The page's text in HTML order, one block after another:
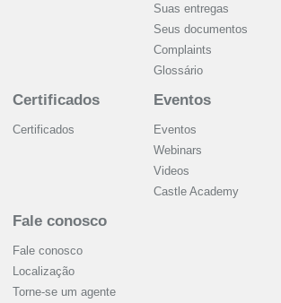
Suas entregas
Seus documentos
Complaints
Glossário
Certificados
Certificados
Eventos
Eventos
Webinars
Videos
Castle Academy
Fale conosco
Fale conosco
Localização
Torne-se um agente